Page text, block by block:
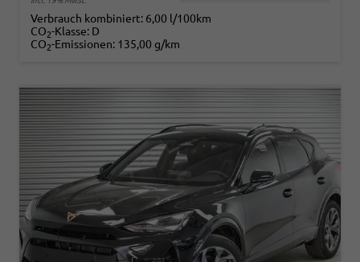
Verbrauch kombiniert: 6,00 l/100km
CO2-Klasse: D
CO2-Emissionen: 135,00 g/km